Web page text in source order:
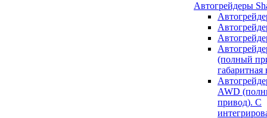
Автогрейдеры
(полный
габаритная
AWD
привод). С